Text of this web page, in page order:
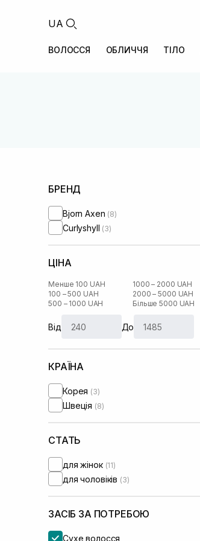
UA
ВОЛОССЯ ОБЛИЧЧЯ ТІЛО
БРЕНД
Bjorn Axen (8)
Curlyshyll (3)
ЦІНА
Менше 100 UAH
100 – 500 UAH
500 – 1000 UAH
1000 – 2000 UAH
2000 – 5000 UAH
Більше 5000 UAH
Від До
КРАЇНА
Корея (3)
Швеція (8)
СТАТЬ
для жінок (11)
для чоловіків (3)
ЗАСІБ ЗА ПОТРЕБОЮ
Сухе волосся